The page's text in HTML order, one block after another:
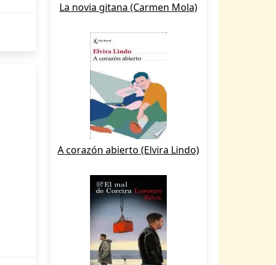
La novia gitana (Carmen Mola)
A corazón abierto (Elvira Lindo)